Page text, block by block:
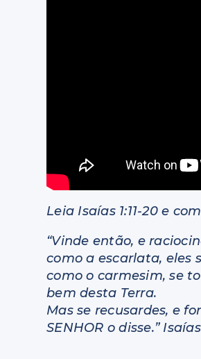
Leia Isaías 1:11-20 e
“Vinde então, e
como a escarlata, eles
como o carmesim, se
bem desta Terra.
Mas se recusardes, e
SENHOR o disse.”